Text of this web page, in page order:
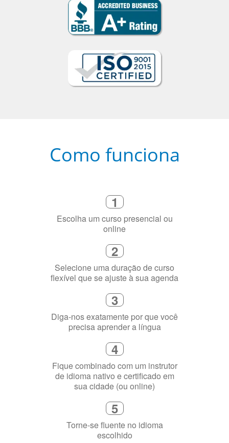
Escolha um curso presencial ou
online
2
Selecione uma duração de curso
flexível que se ajuste à sua agenda
3
Diga-nos exatamente por que você
precisa aprender a língua
4
Fique combinado com um instrutor
de idioma nativo e certificado em
sua cidade (ou online)
5
Torne-se fluente no idioma
escolhido